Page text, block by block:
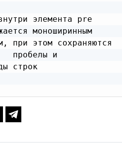
элемента pre
моноширинным
при этом сохраняются
пробелы и